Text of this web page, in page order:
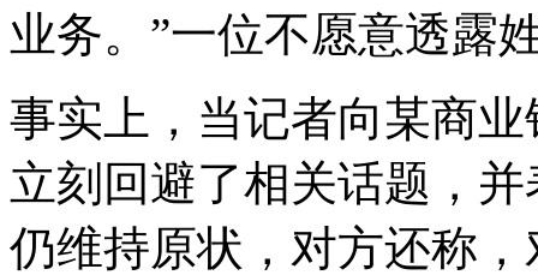
业务。”一位不愿意透露
事实上，当记者向某商
立刻回避了相关话题，
仍维持原状，对方还称